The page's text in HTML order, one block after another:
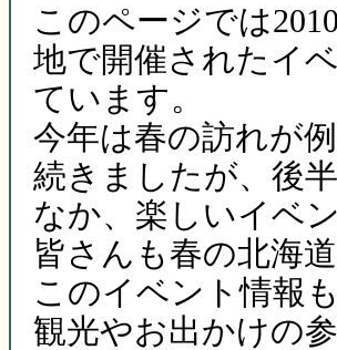
このページでは
地で開催されたイ
ています。
今年は春の訪れが
続きましたが、後
なか、楽しいイベ
皆さんも春の北海
このイベント情報
観光やお出かけの